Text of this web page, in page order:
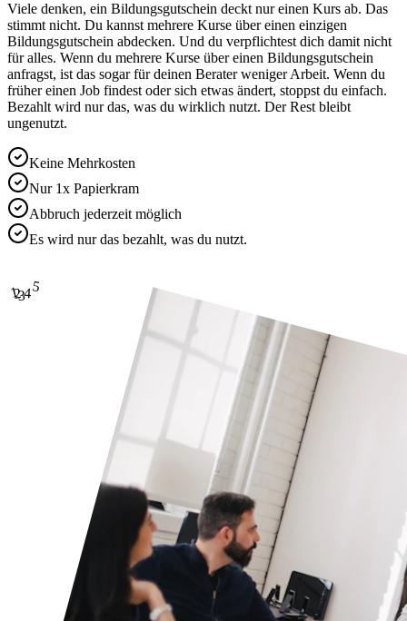
Viele denken, ein Bildungsgutschein deckt nur einen Kurs ab. Das
stimmt nicht. Du kannst mehrere Kurse über einen einzigen
Bildungsgutschein abdecken. Und du verpflichtest dich damit nicht
für alles. Wenn du mehrere Kurse über einen Bildungsgutschein
anfragst, ist das sogar für deinen Berater weniger Arbeit. Wenn du
früher einen Job findest oder sich etwas ändert, stoppst du einfach.
Bezahlt wird nur das, was du wirklich nutzt. Der Rest bleibt
ungenutzt.
Keine Mehrkosten
Nur 1x Papierkram
Abbruch jederzeit möglich
Es wird nur das bezahlt, was du nutzt.
1
2345